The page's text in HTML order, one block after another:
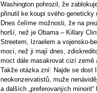
Washington pohrozil, že
přinutil ke koupi svého geneticky
Dnes čelíme možnosti, že na
horší, než je Obama – Killary
Streetem, Izraelem a vojensko-
moci, než ji mají dnes,
moct dále masakrovat cizí
Takže otázka zní: Najde se dost
neokonzervatistů, muže
a dalších „preferovaných